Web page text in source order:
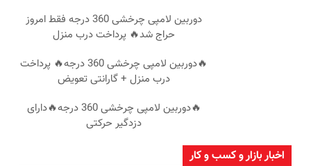
دوربین لامپی چرخشی 360 درجه فقط امروز
حراج شد🔥 پرداخت درب منزل
🔥دوربین لامپی چرخشی 360 درجه🔥 پرداخت
درب منزل + گارانتی تعویض
🔥دوربین لامپی چرخشی 360 درجه🔥دارای
دزدگیر حرکتی
اخبار بازار و کسب و کار